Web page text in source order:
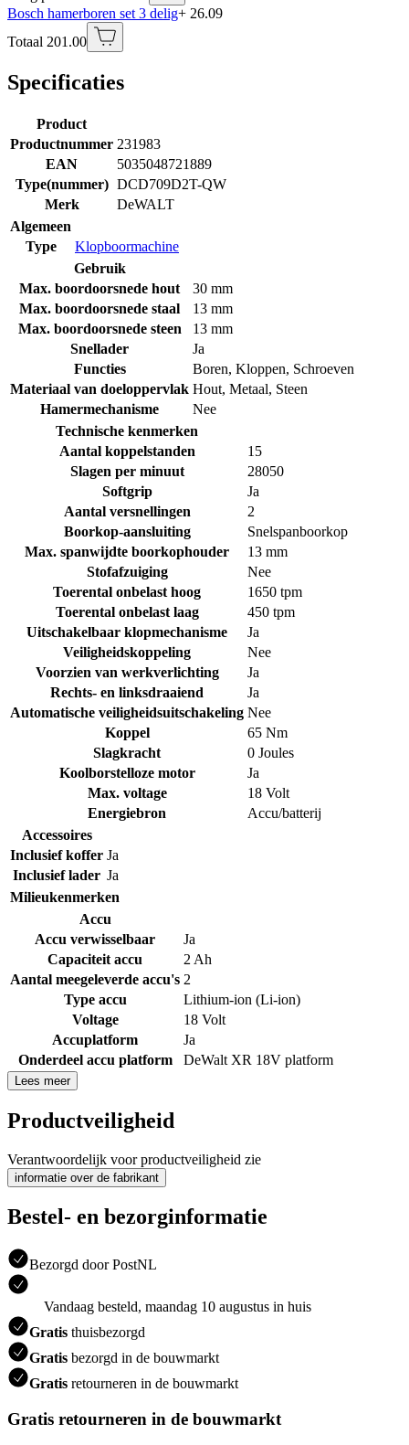
Bosch hamerboren set 3 delig+ 26.09
Totaal 201.00
Specificaties
Product
Productnummer 231983
EAN
5035048721889
Type(nummer) DCD709D2T-QW
Merk
DeWALT
Algemeen
Type
Klopboormachine
Gebruik
Max. boordoorsnede hout
30 mm
Max. boordoorsnede staal
13 mm
Max. boordoorsnede steen
13 mm
Snellader
Ja
Functies
Boren, Kloppen, Schroeven
Materiaal van doeloppervlak Hout, Metaal, Steen
Hamermechanisme
Nee
Technische kenmerken
Aantal koppelstanden
15
Slagen per minuut
28050
Softgrip
Ja
Aantal versnellingen
2
Boorkop-aansluiting
Snelspanboorkop
Max. spanwijdte boorkophouder
13 mm
Stofafzuiging
Nee
Toerental onbelast hoog
1650 tpm
Toerental onbelast laag
450 tpm
Uitschakelbaar klopmechanisme
Ja
Veiligheidskoppeling
Nee
Voorzien van werkverlichting
Ja
Rechts- en linksdraaiend
Ja
Automatische veiligheidsuitschakeling Nee
Koppel
65 Nm
Slagkracht
0 Joules
Koolborstelloze motor
Ja
Max. voltage
18 Volt
Energiebron
Accu/batterij
Accessoires
Inclusief koffer Ja
Inclusief lader Ja
Milieukenmerken
Accu
Accu verwisselbaar
Ja
Capaciteit accu
2 Ah
Aantal meegeleverde accu's 2
Type accu
Lithium-ion (Li-ion)
Voltage
18 Volt
Accuplatform
Ja
Onderdeel accu platform
DeWalt XR 18V platform
Lees meer
Productveiligheid
Verantwoordelijk voor productveiligheid zie
informatie over de fabrikant
Bestel- en bezorginformatie
Bezorgd door PostNL
Vandaag besteld, maandag 10 augustus in huis
Gratis thuisbezorgd
Gratis bezorgd in de bouwmarkt
Gratis retourneren in de bouwmarkt
Gratis retourneren in de bouwmarkt